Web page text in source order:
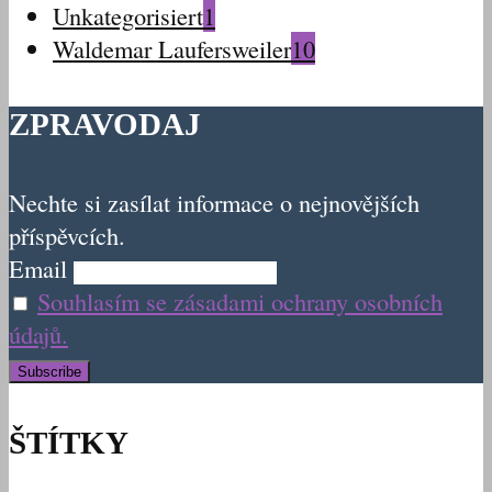
Unkategorisiert1
Waldemar Laufersweiler10
ZPRAVODAJ
Nechte si zasílat informace o nejnovějších
příspěvcích.
Email
Souhlasím se zásadami ochrany osobních
údajů.
ŠTÍTKY